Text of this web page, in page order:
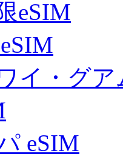
eSIM
イ・グア
eSIM